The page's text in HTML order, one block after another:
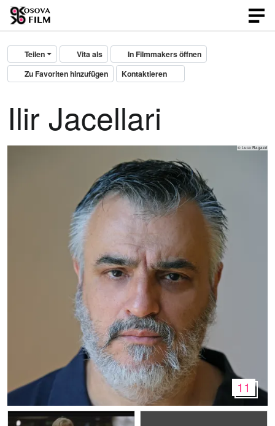
Teilen Vita als
In Filmmakers öffnen
Zu Favoriten hinzufügen
Kontaktieren
Ilir Jacellari
© Luca Ragazzi
11